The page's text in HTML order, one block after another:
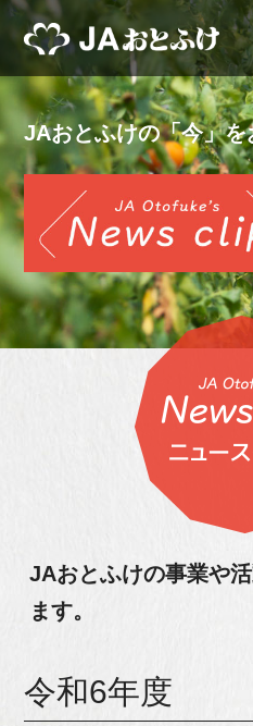
JAおとふけの「今」を
JAおとふけの事業や
ます。
令和6年度